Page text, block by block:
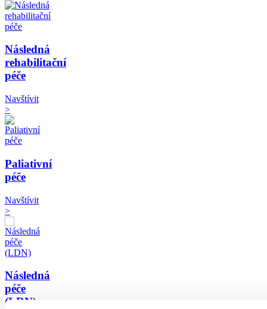
Následná
rehabilitační
péče
Navštívit
>
Paliativní
péče
Navštívit
>
Následná
péče
(LDN)